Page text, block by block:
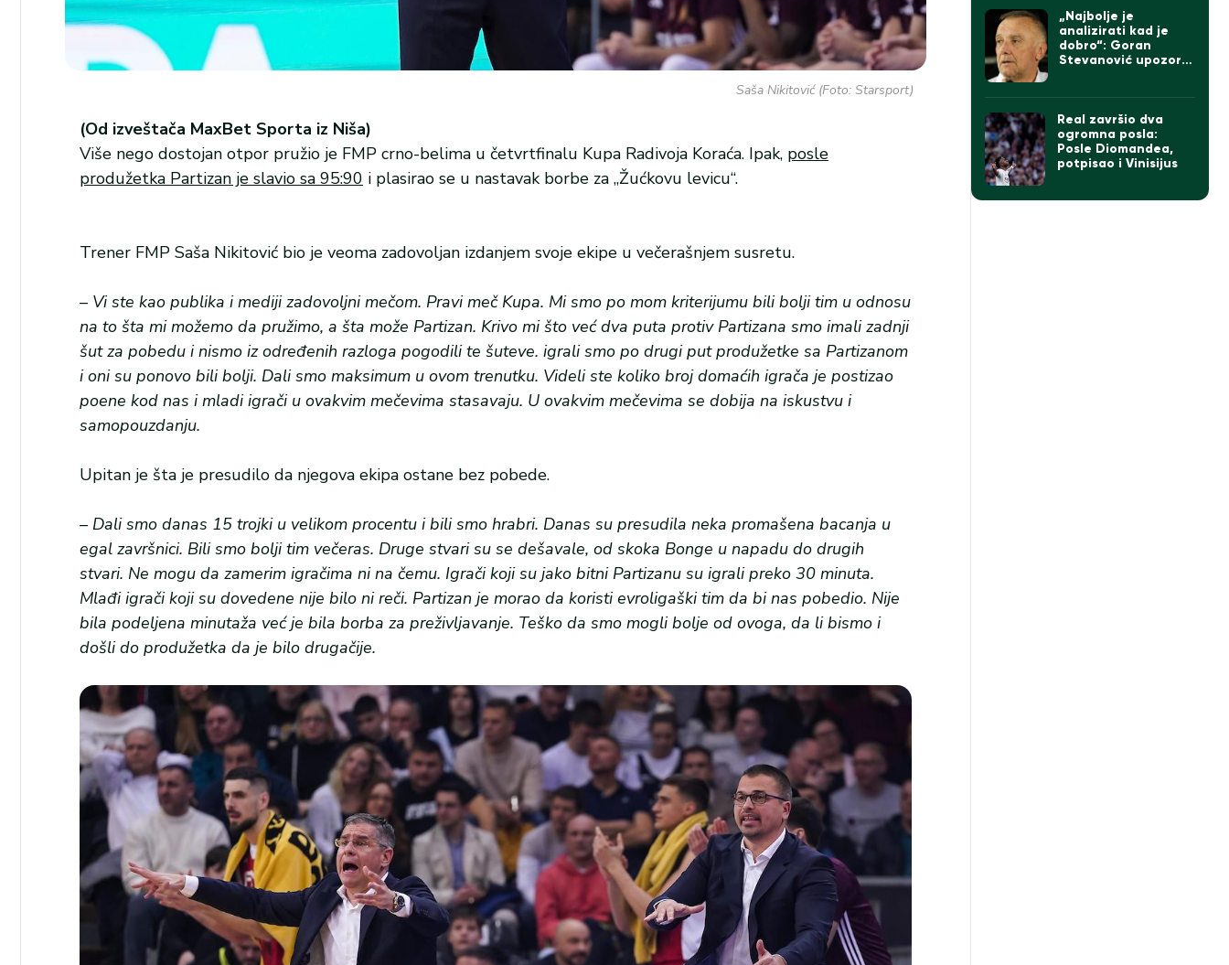
Saša Nikitović (Foto: Starsport)
(Od izveštača MaxBet Sporta iz Niša)
Više nego dostojan otpor pružio je FMP crno-belima u četvrtfinalu Kupa Radivoja Koraća. Ipak, posle
produžetka Partizan je slavio sa 95:90 i plasirao se u nastavak borbe za „Žućkovu levicu“.
Trener FMP Saša Nikitović bio je veoma zadovoljan izdanjem svoje ekipe u večerašnjem susretu.
– Vi ste kao publika i mediji zadovoljni mečom. Pravi meč Kupa. Mi smo po mom kriterijumu bili bolji tim u odnosu
na to šta mi možemo da pružimo, a šta može Partizan. Krivo mi što već dva puta protiv Partizana smo imali zadnji
šut za pobedu i nismo iz određenih razloga pogodili te šuteve. igrali smo po drugi put produžetke sa Partizanom
i oni su ponovo bili bolji. Dali smo maksimum u ovom trenutku. Videli ste koliko broj domaćih igrača je postizao
poene kod nas i mladi igrači u ovakvim mečevima stasavaju. U ovakvim mečevima se dobija na iskustvu i
samopouzdanju.
Upitan je šta je presudilo da njegova ekipa ostane bez pobede.
– Dali smo danas 15 trojki u velikom procentu i bili smo hrabri. Danas su presudila neka promašena bacanja u
egal završnici. Bili smo bolji tim večeras. Druge stvari su se dešavale, od skoka Bonge u napadu do drugih
stvari. Ne mogu da zamerim igračima ni na čemu. Igrači koji su jako bitni Partizanu su igrali preko 30 minuta.
Mlađi igrači koji su dovedene nije bilo ni reči. Partizan je morao da koristi evroligaški tim da bi nas pobedio. Nije
bila podeljena minutaža već je bila borba za preživljavanje. Teško da smo mogli bolje od ovoga, da li bismo i
došli do produžetka da je bilo drugačije.
„Najbolje je
analizirati kad je
dobro“: Goran
Stevanović upozorio
Real završio dva
ogromna posla:
Posle Diomandea,
potpisao i Vinisijus